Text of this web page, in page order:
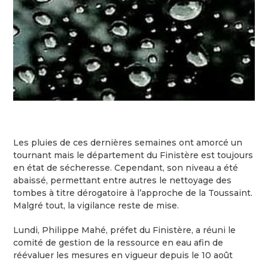
Les pluies de ces dernières semaines ont amorcé un
tournant mais le département du Finistère est toujours
en état de sécheresse. Cependant, son niveau a été
abaissé, permettant entre autres le nettoyage des
tombes à titre dérogatoire à l’approche de la Toussaint.
Malgré tout, la vigilance reste de mise.
Lundi, Philippe Mahé, préfet du Finistère, a réuni le
comité de gestion de la ressource en eau afin de
réévaluer les mesures en vigueur depuis le 10 août